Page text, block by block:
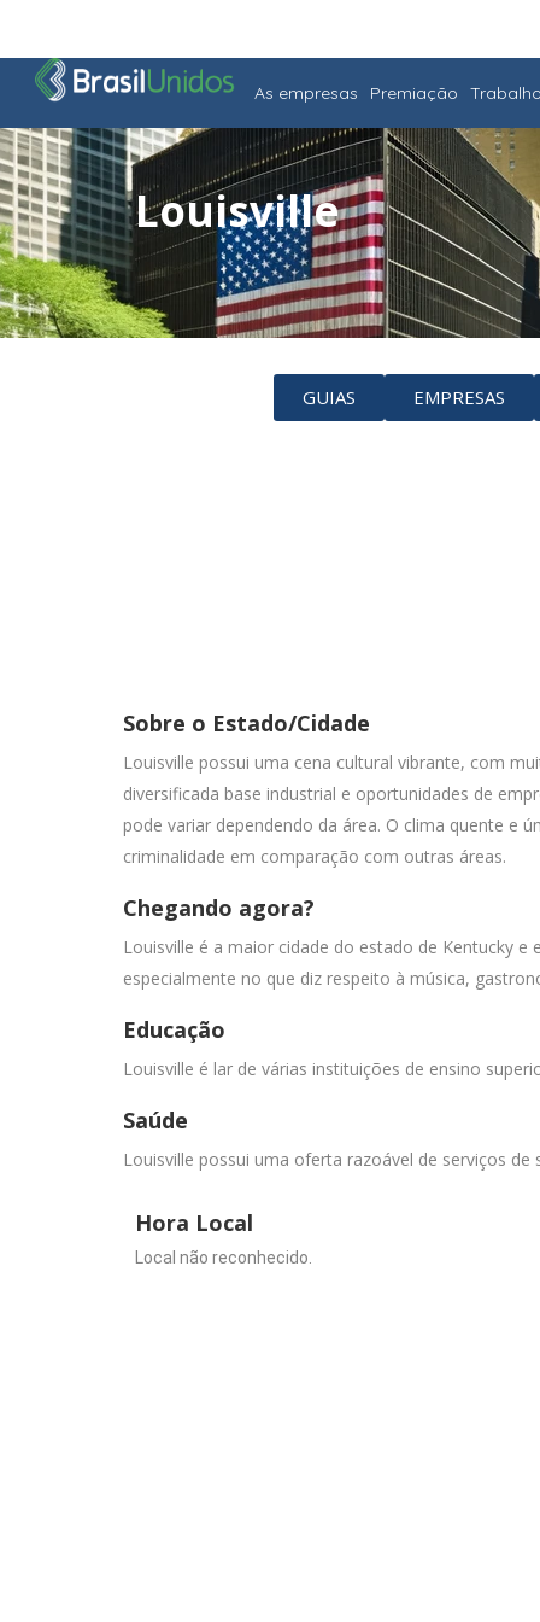
As empresas Premiação
Louisville
GUIAS EMPRESAS
Sobre o Estado/Cidade
Louisville possui uma cena cultural vibrante, com
diversificada base industrial e oportunidades de
pode variar dependendo da área. O clima quente e
criminalidade em comparação com outras áreas.
Chegando agora?
Louisville é a maior cidade do estado de Kentucky
especialmente no que diz respeito à música,
Educação
Louisville é lar de várias instituições de ensino
Saúde
Louisville possui uma oferta razoável de serviços
Hora Local
Local não reconhecido.